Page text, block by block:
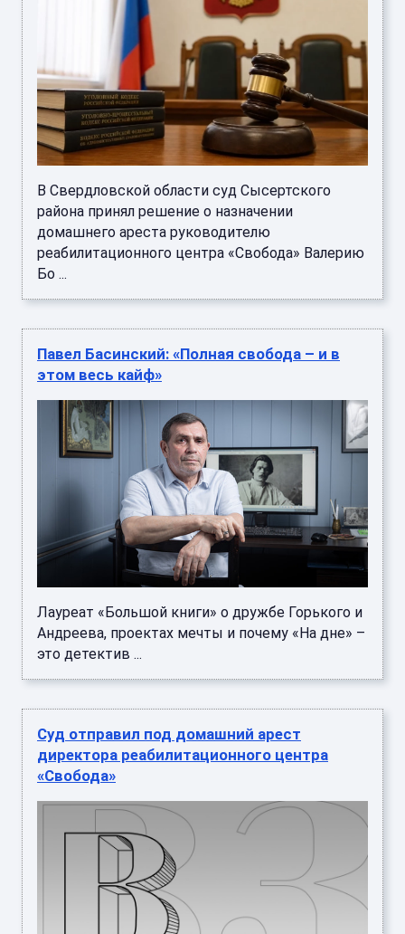
В Свердловской области суд Сысертского
района принял решение о назначении
домашнего ареста руководителю
реабилитационного центра «Свобода» Валерию
Бо ...
Павел Басинский: «Полная свобода – и в
этом весь кайф»
Лауреат «Большой книги» о дружбе Горького и
Андреева, проектах мечты и почему «На дне» –
это детектив ...
Суд отправил под домашний арест
директора реабилитационного центра
«Свобода»